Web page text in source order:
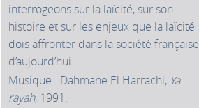
interrogeons sur la laïcité, sur son
histoire et sur les enjeux que la laïcité
dois affronter dans la société française
d’aujourd’hui.
Musique : Dahmane El Harrachi, Ya
rayah, 1991.